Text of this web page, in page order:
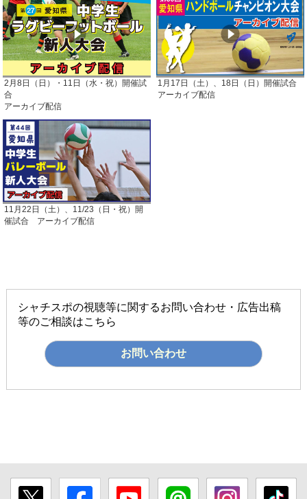
2月8日（日）・11日（水・祝）開催試
合
アーカイブ配信
1月17日（土）、18日（日）開催試合
アーカイブ配信
11月22日（土）、11/23（日・祝）開
催試合 アーカイブ配信
シャチスポの視聴等に関するお問い合わせ・広告出稿
等のご相談はこちら
お問い合わせ